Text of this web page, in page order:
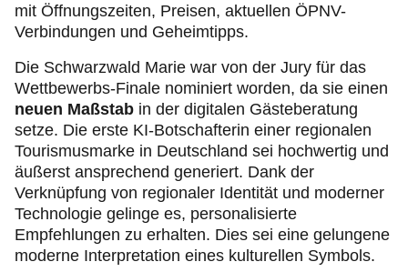
mit Öffnungszeiten, Preisen, aktuellen ÖPNV-
Verbindungen und Geheimtipps.
Die Schwarzwald Marie war von der Jury für das
Wettbewerbs-Finale nominiert worden, da sie einen
neuen Maßstab in der digitalen Gästeberatung
setze. Die erste KI-Botschafterin einer regionalen
Tourismusmarke in Deutschland sei hochwertig und
äußerst ansprechend generiert. Dank der
Verknüpfung von regionaler Identität und moderner
Technologie gelinge es, personalisierte
Empfehlungen zu erhalten. Dies sei eine gelungene
moderne Interpretation eines kulturellen Symbols.